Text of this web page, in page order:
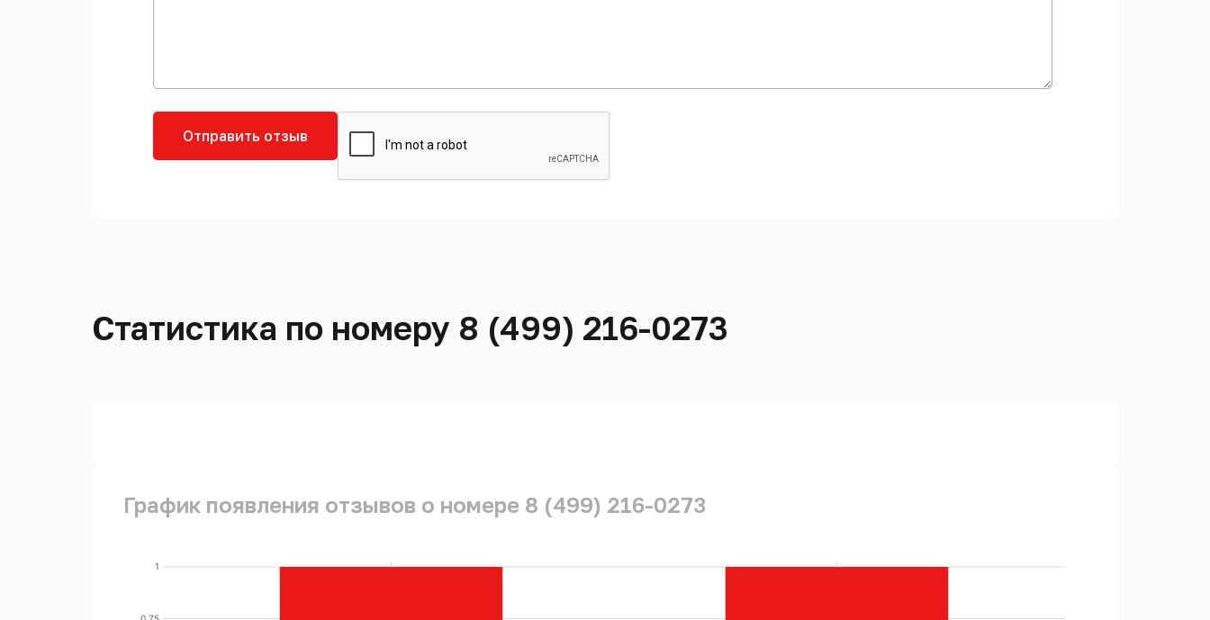
Отправить отзыв
Статистика по номеру 8 (499) 216-0273
График появления отзывов о номере 8 (499) 216-0273
0.75
1